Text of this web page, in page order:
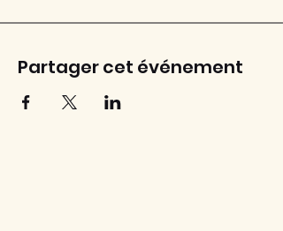
Partager cet événement